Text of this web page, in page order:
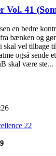
Vol. 41
en bedre
bænken og
skal vel tilbage
også sende
skal være ste...
22